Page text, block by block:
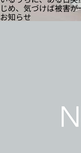
じめ、気づけば被害
お知らせ